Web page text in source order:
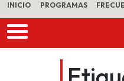
INICIO PROGRAMAS